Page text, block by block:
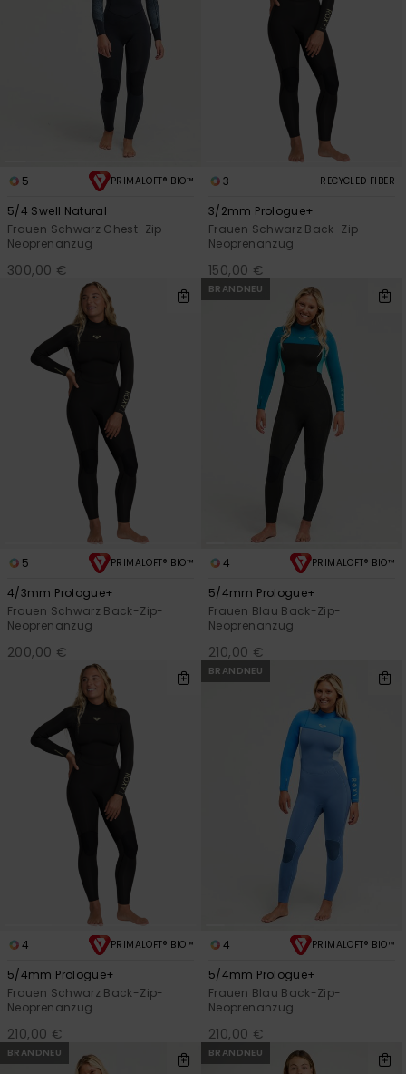
5 PRIMALOFT® BIO™
5/4 Swell Natural
Frauen Schwarz Chest-Zip-
Neoprenanzug
300,00 €
3 RECYCLED FIBER
3/2mm Prologue+
Frauen Schwarz Back-Zip-
Neoprenanzug
150,00 €
5 PRIMALOFT® BIO™
4/3mm Prologue+
Frauen Schwarz Back-Zip-
Neoprenanzug
200,00 €
BRANDNEU
4 PRIMALOFT® BIO™
5/4mm Prologue+
Frauen Blau Back-Zip-
Neoprenanzug
210,00 €
4 PRIMALOFT® BIO™
5/4mm Prologue+
Frauen Schwarz Back-Zip-
Neoprenanzug
210,00 €
BRANDNEU
4 PRIMALOFT® BIO™
5/4mm Prologue+
Frauen Blau Back-Zip-
Neoprenanzug
210,00 €
BRANDNEU BRANDNEU